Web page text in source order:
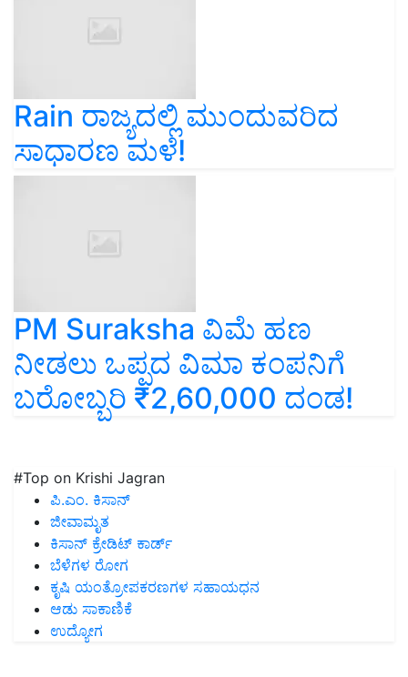
Rain ರಾಜ್ಯದಲ್ಲಿ ಮುಂದುವರಿದ
ಸಾಧಾರಣ ಮಳೆ!
PM Suraksha ವಿಮೆ ಹಣ
ನೀಡಲು ಒಪ್ಪದ ವಿಮಾ ಕಂಪನಿಗೆ
ಬರೋಬ್ಬರಿ ₹2,60,000 ದಂಡ!
#Top on Krishi Jagran
ಪಿ.ಎಂ. ಕಿಸಾನ್
ಜೀವಾಮೃತ
ಕಿಸಾನ್ ಕ್ರೇಡಿಟ್ ಕಾರ್ಡ್
ಬೆಳೆಗಳ ರೋಗ
ಕೃಷಿ ಯಂತ್ರೋಪಕರಣಗಳ ಸಹಾಯಧನ
ಆಡು ಸಾಕಾಣಿಕೆ
ಉದ್ಯೋಗ